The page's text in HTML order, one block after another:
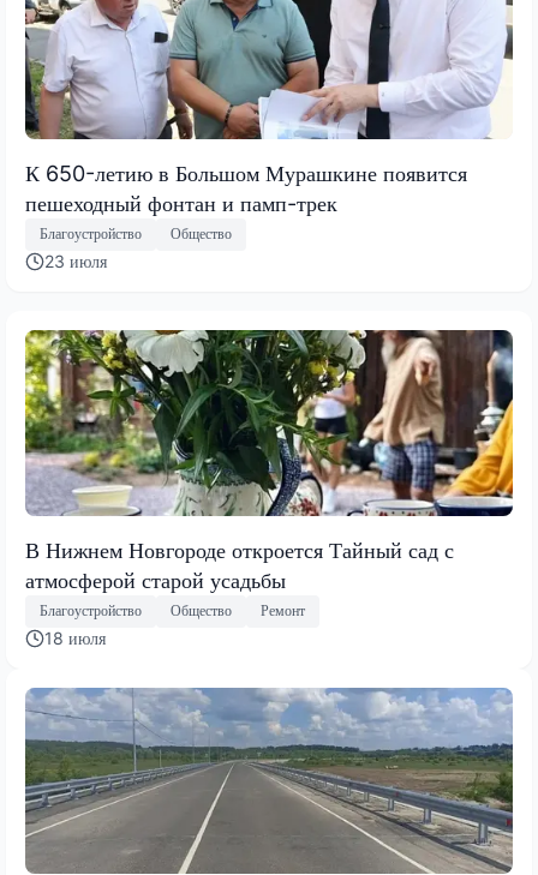
К 650-летию в Большом Мурашкине появится
пешеходный фонтан и памп-трек
Благоустройство Общество
23 июля
В Нижнем Новгороде откроется Тайный сад с
атмосферой старой усадьбы
Благоустройство Общество Ремонт
18 июля